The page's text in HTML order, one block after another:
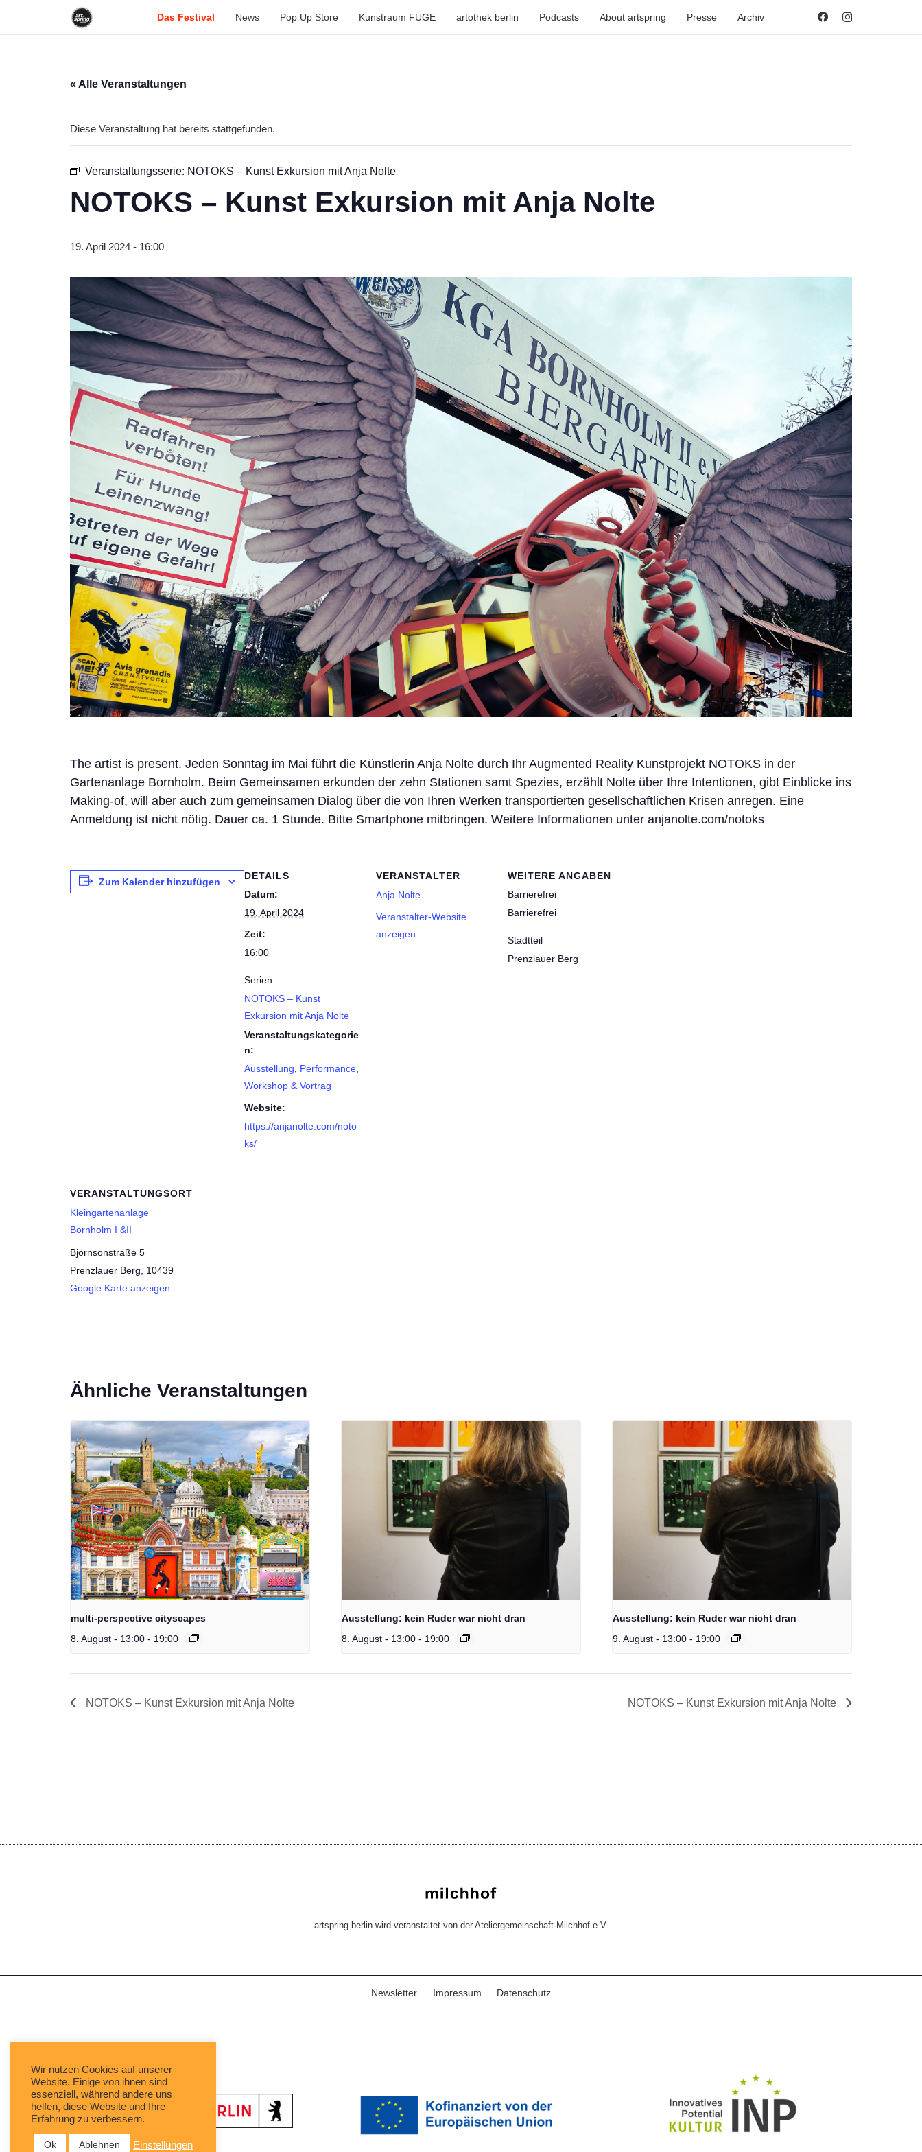
Das Festival News Pop Up Store Kunstraum FUGE artothek berlin Podcasts About artspring Presse Archiv
« Alle Veranstaltungen
Diese Veranstaltung hat bereits stattgefunden.
Veranstaltungsserie: NOTOKS – Kunst Exkursion mit Anja Nolte
NOTOKS – Kunst Exkursion mit Anja Nolte
19. April 2024 - 16:00
The artist is present. Jeden Sonntag im Mai führt die Künstlerin Anja Nolte durch Ihr Augmented Reality Kunstprojekt NOTOKS in der
Gartenanlage Bornholm. Beim Gemeinsamen erkunden der zehn Stationen samt Spezies, erzählt Nolte über Ihre Intentionen, gibt Einblicke ins
Making-of, will aber auch zum gemeinsamen Dialog über die von Ihren Werken transportierten gesellschaftlichen Krisen anregen. Eine
Anmeldung ist nicht nötig. Dauer ca. 1 Stunde. Bitte Smartphone mitbringen. Weitere Informationen unter anjanolte.com/notoks
Zum Kalender hinzufügen
DETAILS
Datum:
19. April 2024
Zeit:
16:00
Serien:
NOTOKS – Kunst
Exkursion mit Anja Nolte
Veranstaltungskategorie
n:
Ausstellung, Performance,
Workshop & Vortrag
Website:
https://anjanolte.com/noto
ks/
VERANSTALTER
Anja Nolte
Veranstalter-Website
anzeigen
WEITERE ANGABEN
Barrierefrei
Barrierefrei
Stadtteil
Prenzlauer Berg
VERANSTALTUNGSORT
Kleingartenanlage
Bornholm I &II
Björnsonstraße 5
Prenzlauer Berg, 10439
Google Karte anzeigen
Ähnliche Veranstaltungen
multi-perspective cityscapes
8. August - 13:00 - 19:00
Ausstellung: kein Ruder war nicht dran
8. August - 13:00 - 19:00
Ausstellung: kein Ruder war nicht dran
9. August - 13:00 - 19:00
NOTOKS – Kunst Exkursion mit Anja Nolte NOTOKS – Kunst Exkursion mit Anja Nolte
artspring berlin wird veranstaltet von der Ateliergemeinschaft Milchhof e.V.
Newsletter Impressum Datenschutz
Wir nutzen Cookies auf unserer
Website. Einige von ihnen sind
essenziell, während andere uns
helfen, diese Website und Ihre
Erfahrung zu verbessern.
Ok Ablehnen Einstellungen